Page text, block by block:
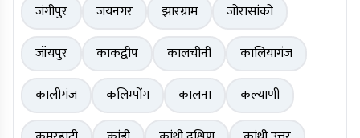
जंगीपुर
जयनगर झारग्राम
जोरासांको
जॉयपुर
काकद्वीप कालचीनी
कालियागंज
कालीगंज
कलिम्पोंग कालना
कल्याणी